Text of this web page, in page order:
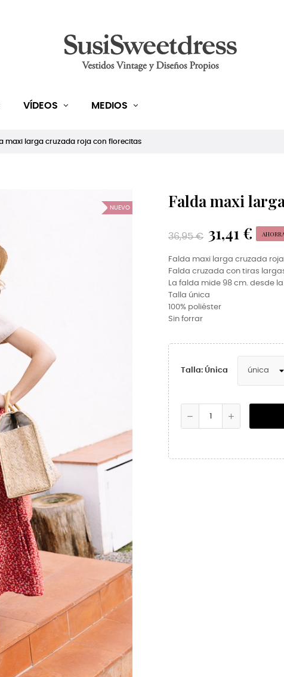
VÍDEOS MEDIOS
maxi larga cruzada roja con florecitas
NUEVO Falda maxi
36,95 € 31,41 €
Falda maxi larga cruzada
Falda cruzada con tiras
La falda mide 98 cm. desde
Talla única
100% poliéster
Sin forrar
Talla: Única